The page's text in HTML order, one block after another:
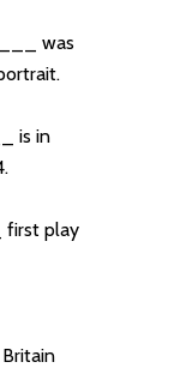
was
is in
play